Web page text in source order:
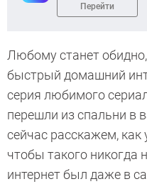
Перейти
Любому станет
быстрый домашний
серия любимого
перешли из спальни в
сейчас расскажем, как
чтобы такого никогда
интернет был даже в